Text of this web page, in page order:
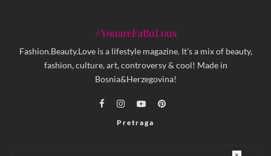
#YouareFaBuLous
Fashion.Beauty.Love is a lifestyle magazine. It's a mix of beauty,
fashion, culture, art, controversy & cool! Made in
Bosnia&Herzegovina!
Pretraga